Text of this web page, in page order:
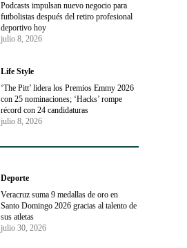
Podcasts impulsan nuevo negocio para
futbolistas después del retiro profesional
deportivo hoy
julio 8, 2026
Life Style
‘The Pitt’ lidera los Premios Emmy 2026
con 25 nominaciones; ‘Hacks’ rompe
récord con 24 candidaturas
julio 8, 2026
Deporte
Veracruz suma 9 medallas de oro en
Santo Domingo 2026 gracias al talento de
sus atletas
julio 30, 2026